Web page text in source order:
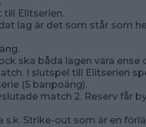
Elitserien.
lag är det som står som
ska båda lagen vara ense
I slutspel till Elitserien
(5 banpoäng).
match 2. Reserv får
Strike-out som är en